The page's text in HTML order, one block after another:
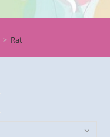
> Rat